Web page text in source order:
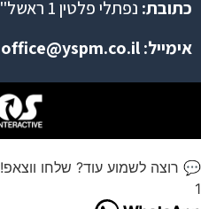
כתובת: נפתלי פלטין 1 ראשל"צ
אימייל:office@yspm.co.il
💬 רוצה לשמוע עוד? שלחו ווצאפ!
1